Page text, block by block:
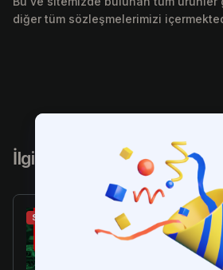
diğer tüm sözleşmelerimizi
İlgili Ürünler
Sale Sale